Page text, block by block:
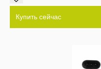
Купить сейчас